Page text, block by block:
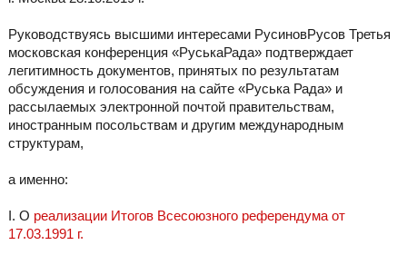
Руководствуясь высшими интересами РусиновРусов Третья
московская конференция «РуськаРада» подтверждает
легитимность документов, принятых по результатам
обсуждения и голосования на сайте «Руська Рада» и
рассылаемых электронной почтой правительствам,
иностранным посольствам и другим международным
структурам,
а именно:
I. О реализации Итогов Всесоюзного референдума от
17.03.1991 г.